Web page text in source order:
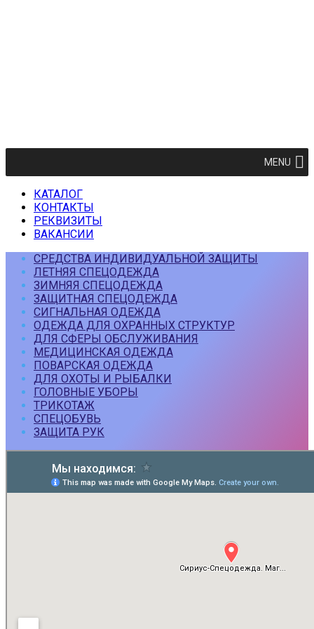
MENU
КАТАЛОГ
КОНТАКТЫ
РЕКВИЗИТЫ
ВАКАНСИИ
СРЕДСТВА ИНДИВИДУАЛЬНОЙ ЗАЩИТЫ
ЛЕТНЯЯ СПЕЦОДЕЖДА
ЗИМНЯЯ СПЕЦОДЕЖДА
ЗАЩИТНАЯ СПЕЦОДЕЖДА
СИГНАЛЬНАЯ ОДЕЖДА
ОДЕЖДА ДЛЯ ОХРАННЫХ СТРУКТУР
ДЛЯ СФЕРЫ ОБСЛУЖИВАНИЯ
МЕДИЦИНСКАЯ ОДЕЖДА
ПОВАРСКАЯ ОДЕЖДА
ДЛЯ ОХОТЫ И РЫБАЛКИ
ГОЛОВНЫЕ УБОРЫ
ТРИКОТАЖ
СПЕЦОБУВЬ
ЗАЩИТА РУК